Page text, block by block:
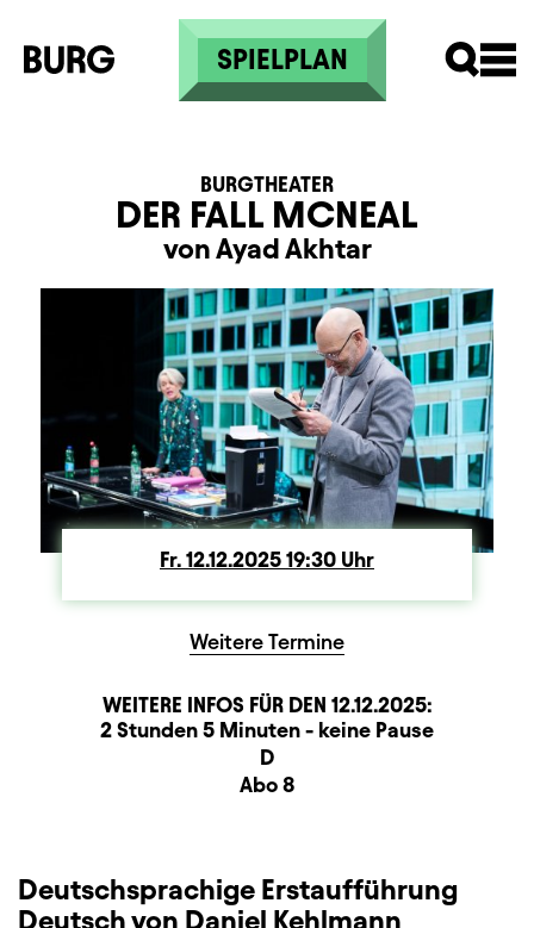
Direkt zum Inhalt
SPIELPLAN
DER FALL MCNEAL
BURGTHEATER
von Ayad Akhtar
Fr. Freitag
12.12.2025 19:30Uhr
Weitere Termine
WEITERE INFOS FÜR DEN 12.12.2025:
BeschreibungInformation
Dauer und Pausen
2 Stunden 5 Minuten - keine Pause
D
Abo 8
Deutschsprachige Erstaufführung
Deutsch von Daniel Kehlmann